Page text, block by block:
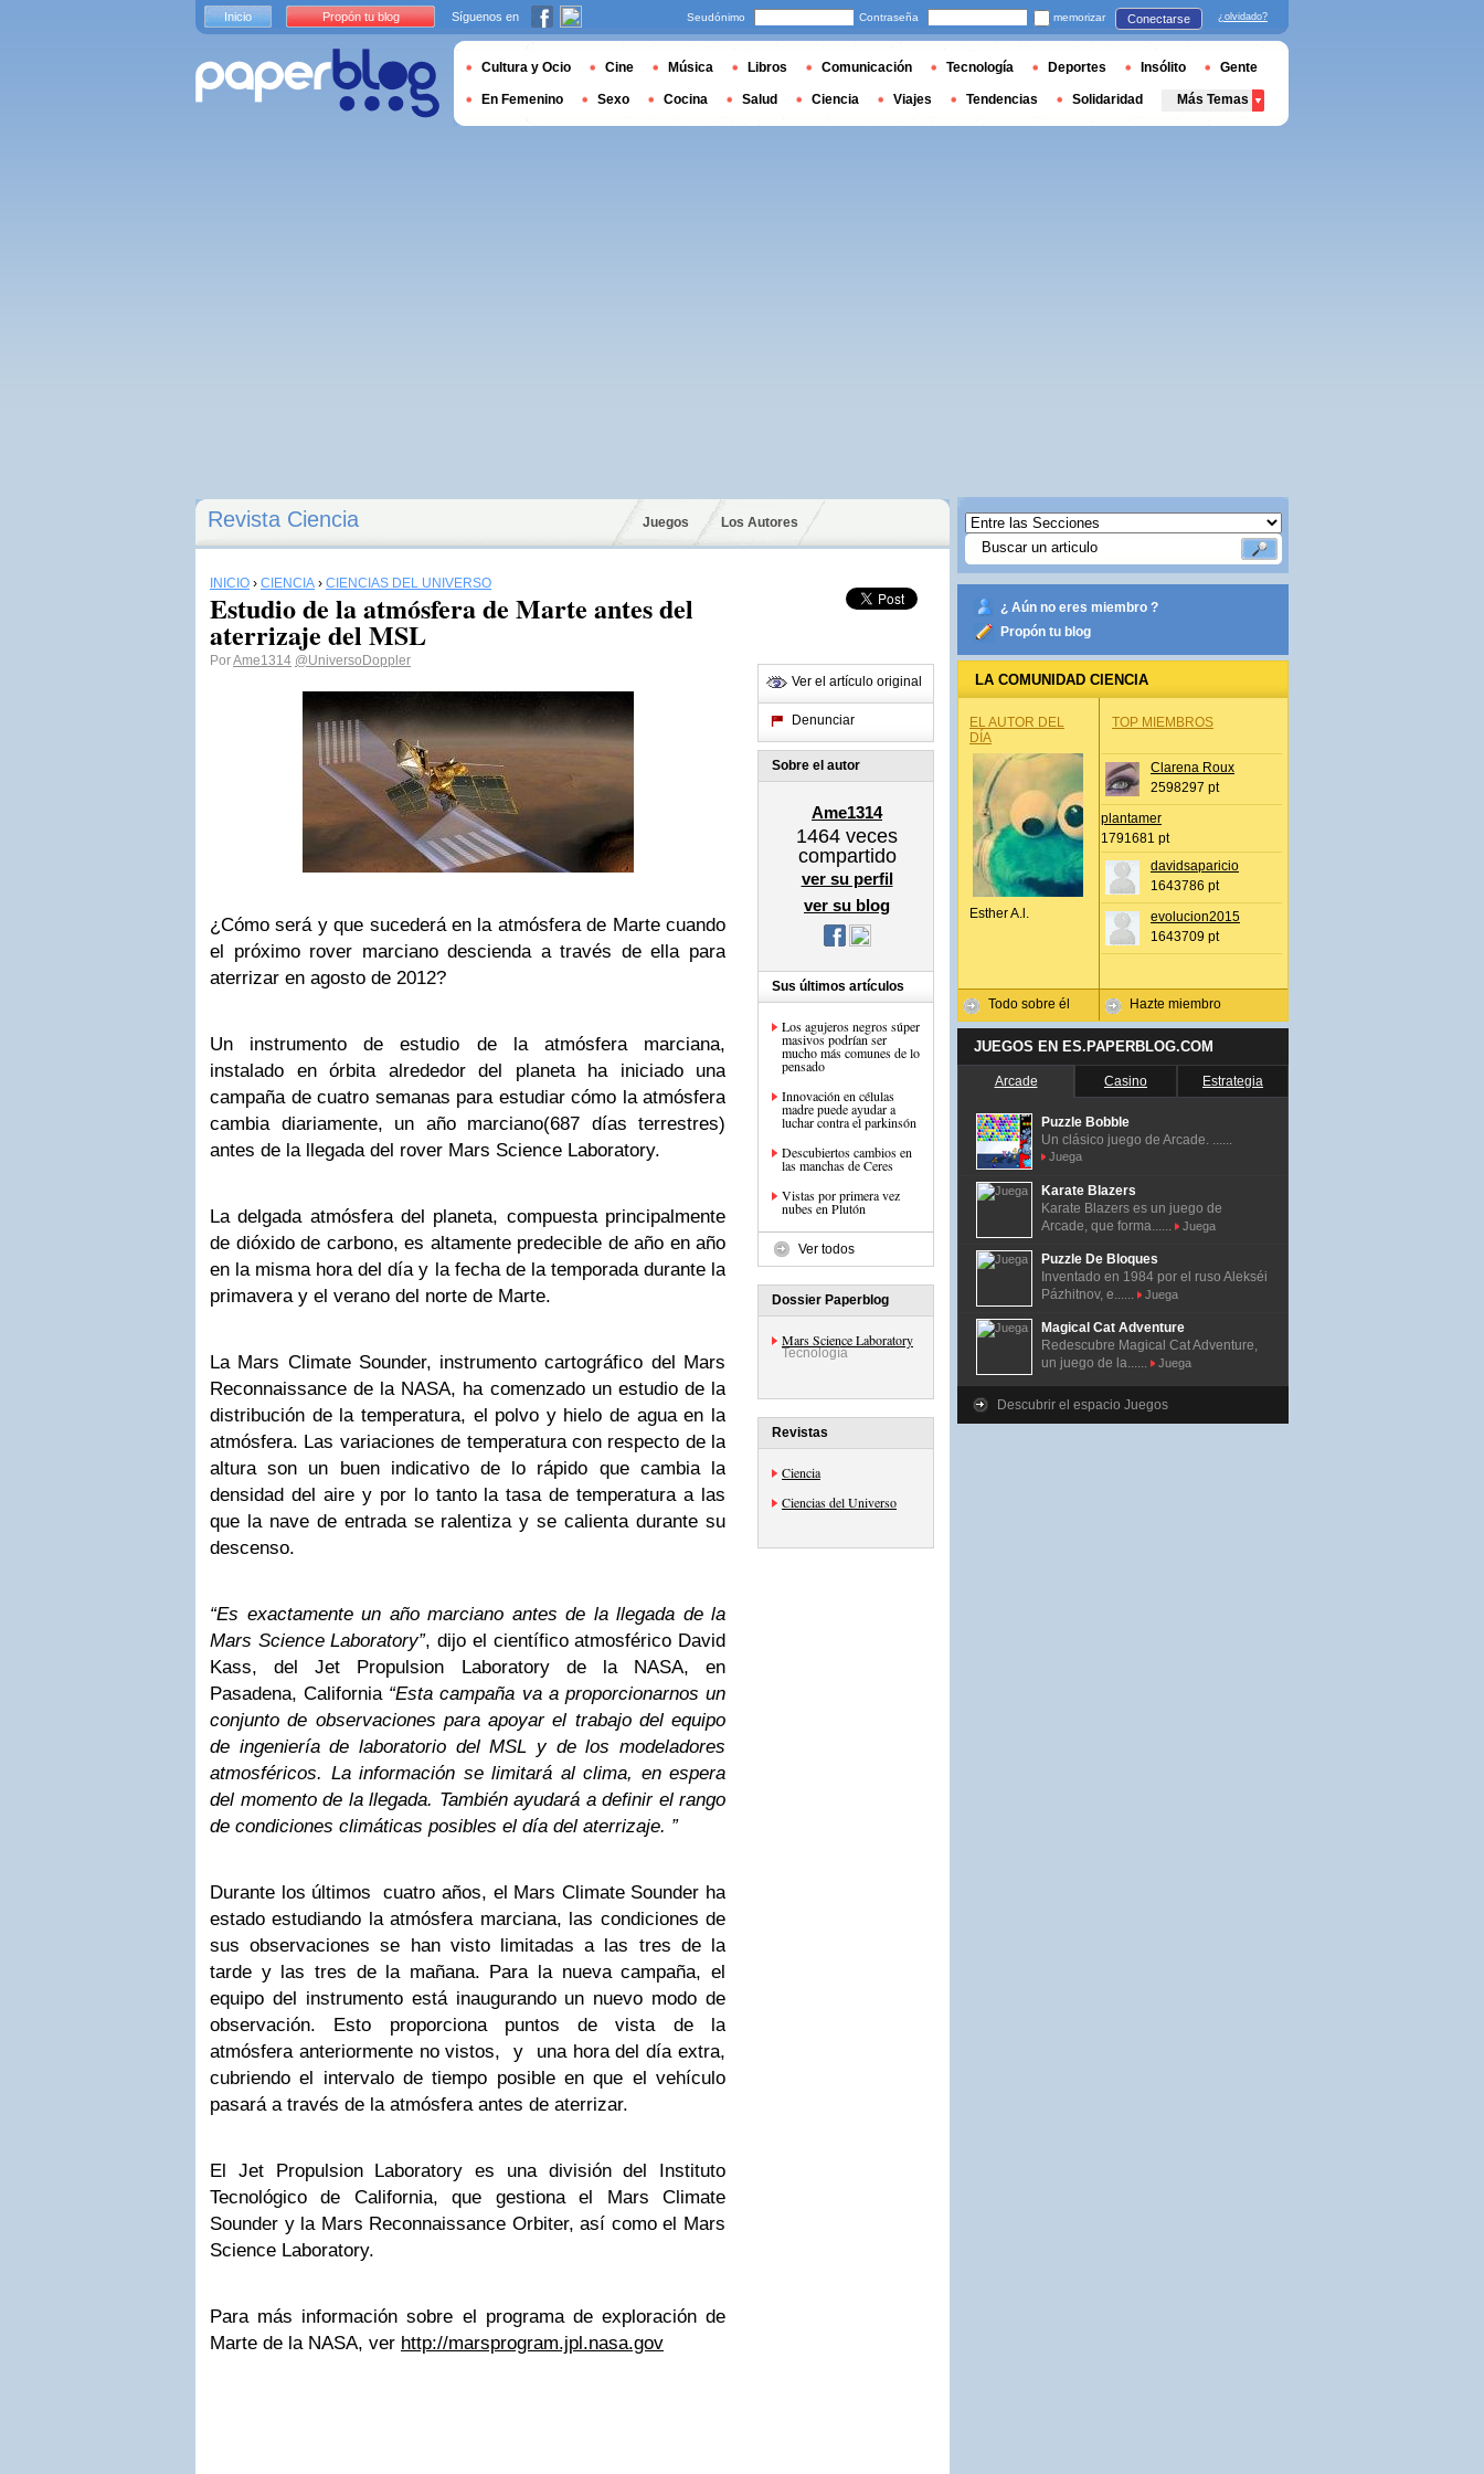
Revista Ciencia Juegos Los Autores
INICIO › CIENCIA › CIENCIAS DEL UNIVERSO
Estudio de la atmósfera de Marte antes del
aterrizaje del MSL
PorAme1314 @UniversoDoppler
¿Cómo será y que sucederá en la atmósfera de Marte cuando
el próximo rover marciano descienda a través de ella para
aterrizar en agosto de 2012?
Un instrumento de estudio de la atmósfera marciana,
instalado en órbita alrededor del planeta ha iniciado una
campaña de cuatro semanas para estudiar cómo la atmósfera
cambia diariamente, un año marciano(687 días terrestres)
antes de la llegada del rover Mars Science Laboratory.
La delgada atmósfera del planeta, compuesta principalmente
de dióxido de carbono, es altamente predecible de año en año
en la misma hora del día y la fecha de la temporada durante la
primavera y el verano del norte de Marte.
La Mars Climate Sounder, instrumento cartográfico del Mars
Reconnaissance de la NASA, ha comenzado un estudio de la
distribución de la temperatura, el polvo y hielo de agua en la
atmósfera. Las variaciones de temperatura con respecto de la
altura son un buen indicativo de lo rápido que cambia la
densidad del aire y por lo tanto la tasa de temperatura a las
que la nave de entrada se ralentiza y se calienta durante su
descenso.
“Es exactamente un año marciano antes de la llegada de la
Mars Science Laboratory”, dijo el científico atmosférico David
Kass, del Jet Propulsion Laboratory de la NASA, en
Pasadena, California “Esta campaña va a proporcionarnos un
conjunto de observaciones para apoyar el trabajo del equipo
de ingeniería de laboratorio del MSL y de los modeladores
atmosféricos. La información se limitará al clima, en espera
del momento de la llegada. También ayudará a definir el rango
de condiciones climáticas posibles el día del aterrizaje. ”
Durante los últimos cuatro años, el Mars Climate Sounder ha
estado estudiando la atmósfera marciana, las condiciones de
sus observaciones se han visto limitadas a las tres de la
tarde y las tres de la mañana. Para la nueva campaña, el
equipo del instrumento está inaugurando un nuevo modo de
observación.
Esto proporciona puntos de vista de la
atmósfera anteriormente no vistos, y una hora del día extra,
cubriendo el intervalo de tiempo posible en que el vehículo
pasará a través de la atmósfera antes de aterrizar.
El Jet Propulsion Laboratory es una división del Instituto
Tecnológico de California, que gestiona el Mars Climate
Sounder y la Mars Reconnaissance Orbiter, así como el Mars
Science Laboratory.
Para más información sobre el programa de exploración de
Marte de la NASA, ver http://marsprogram.jpl.nasa.gov
Ver el artículo original
Denunciar
Sobre el autor
Ame1314
1464 veces
compartido
ver su perfil
ver su blog
Sus últimos artículos
Los agujeros negros súper
masivos podrían ser
mucho más comunes de lo
pensado
Innovación en células
madre puede ayudar a
luchar contra el parkinsón
Descubiertos cambios en
las manchas de Ceres
Vistas por primera vez
nubes en Plutón
Ver todos
Dossier Paperblog
Mars Science Laboratory
Tecnología
Revistas
Ciencia
Ciencias del Universo
¿ Aún no eres miembro ?
Propón tu blog
LA COMUNIDAD CIENCIA
EL AUTOR DEL
DÍA
Esther A.l.
Todo sobre él
TOP MIEMBROS
Clarena Roux
2598297 pt
plantamer
1791681 pt
davidsaparicio
1643786 pt
evolucion2015
1643709 pt
Hazte miembro
JUEGOS EN ES.PAPERBLOG.COM
Arcade Casino Estrategia
Puzzle Bobble
Un clásico juego de Arcade. ......
Juega
Karate Blazers
Karate Blazers es un juego de
Arcade, que forma......
Juega
Puzzle De Bloques
Inventado en 1984 por el ruso Alekséi
Pázhitnov, e......
Juega
Magical Cat Adventure
Redescubre Magical Cat Adventure,
un juego de la......
Juega
Descubrir el espacio Juegos
Inicio Propón tu blog Síguenos en Seudónimo Contraseña memorizar Conectarse ¿olvidado?
Cultura y Ocio Cine Música Libros Comunicación Tecnología Deportes Insólito Gente
En Femenino Sexo Cocina Salud Ciencia Viajes Tendencias Solidaridad Más Temas